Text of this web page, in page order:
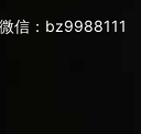
信： bz9988111